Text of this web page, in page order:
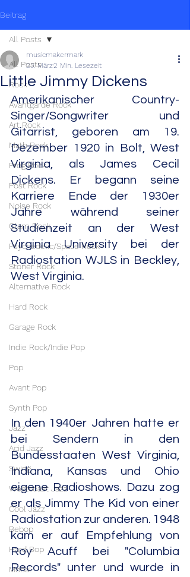
Beitrag
All Posts
Rock
Avantgarde Rock
Art Rock
Math Rock
Prog Rock
Post Rock
Noise Rock
Glam Rock
Psychedelic/Space Rock
Stoner Rock
Alternative Rock
Hard Rock
Garage Rock
Indie Rock/Indie Pop
Pop
Avant Pop
Synth Pop
Jazz
Acid Jazz
Swing
Westcoast Jazz
Cool Jazz
Bebop
Hard Bop
Modal
All Posts
Little Jimmy Dickens
musicmakermark
23. März2 Min. Lesezeit
Amerikanischer Country-
Singer/Songwriter und
Gitarrist, geboren am 19.
Dezember 1920 in Bolt, West
Virginia, als James Cecil
Dickens. Er begann seine
Karriere Ende der 1930er
Jahre während seiner
Studienzeit an der West
Virginia University bei der
Radiostation WJLS in Beckley,
West Virginia.
In den 1940er Jahren hatte er
bei Sendern in den
Bundesstaaten West Virginia,
Indiana, Kansas und Ohio
eigene Radioshows. Dazu zog
er als Jimmy The Kid von einer
Radiostation zur anderen. 1948
kam er auf Empfehlung von
Roy Acuff bei "Columbia
Records" unter und wurde in